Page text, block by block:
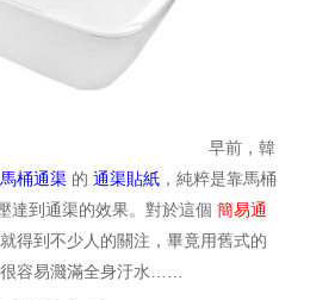
早前，韓
馬桶通渠的 通渠貼紙，純粹是靠馬桶
達到通渠的效果。對於這個 簡易通
得到不少人的關注，畢竟用舊式的
容易濺滿全身汙水……